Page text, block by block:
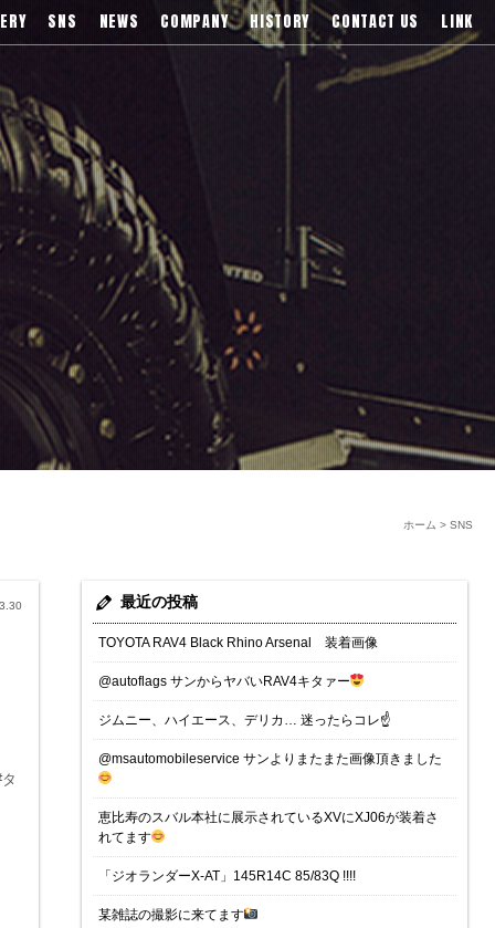
アルミホイールの販売、輸入総代理店
SNS NEWS COMPANY HISTORY CONTACT US LINK
SNS
ホーム >
最近の投稿
TOYOTA RAV4 Black Rhino Arsenal 装着画像
@autoflags サンからヤバいRAV4キタァー
ジムニー、ハイエース、デリカ… 迷ったらコレ☝️
@msautomobileservice サンよりまたまた画像頂きました
恵比寿のスバル本社に展示されているXVにXJ06が装着さ
れてます
「ジオランダーX-AT」145R14C 85/83Q !!!!
某雑誌の撮影に来てます